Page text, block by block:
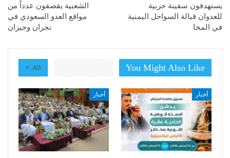
يستهدفون سفينة حربية
للعدوان قبالة السواحل اليمنية
في المخا
الشعبية يقصفون عدداً من
مواقع العدو السعودي في
نجران وجيزان
All You Might Also Like
أخبار أخبار